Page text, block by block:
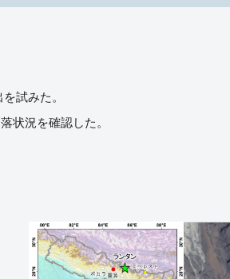
試みた。
状況を確認した。